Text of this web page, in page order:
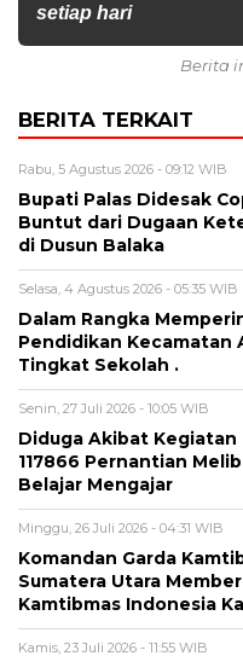
setiap hari
Berita
BERITA TERKAIT
Rabu, 5 Agustus 2026 - 09:12 WIB
Bupati Palas Didesak
Buntut dari Dugaan
di Dusun Balaka
Selasa, 4 Agustus 2026 - 05:35 WIB
Dalam Rangka
Pendidikan Kecamatan
Tingkat Sekolah .
Senin, 27 Juli 2026 - 10:05 WIB
Diduga Akibat Kegiatan
117866 Pernantian
Belajar Mengajar
Minggu, 26 Juli 2026 - 04:31 WIB
Komandan Garda
Sumatera Utara
Kamtibmas Indonesia
Kamis, 23 Juli 2026 - 11:55 WIB